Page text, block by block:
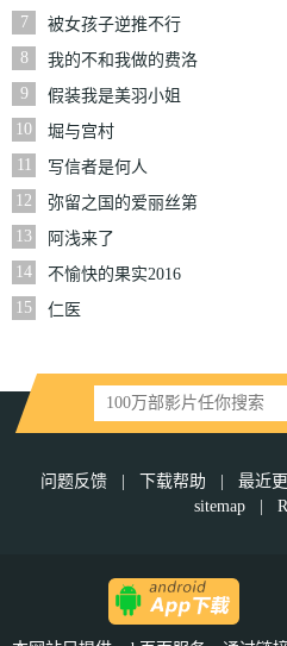
7
被女孩子逆推不行
吗？
8
我的不和我做的费洛
蒙男友
9
假装我是美羽小姐
10
堀与宫村
11
写信者是何人
12
弥留之国的爱丽丝第
三季
13
阿浅来了
14
不愉快的果实2016
15
仁医
问题反馈 下载帮助 最近
sitemap